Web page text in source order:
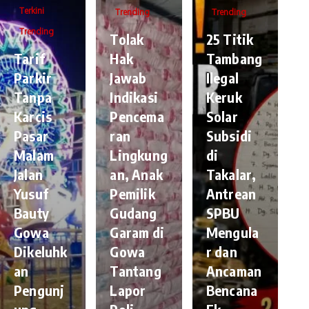
Terkini
Trending
Tarif
Parkir
Tanpa
Karcis
Pasar
Malam
Jalan
Yusuf
Bauty
Gowa
Dikeluhk
an
Pengunj
Trending
Tolak
Hak
Jawab
Indikasi
Pencema
ran
Lingkung
an, Anak
Pemilik
Gudang
Garam di
Gowa
Tantang
Lapor
Trending
25 Titik
Tambang
Ilegal
Keruk
Solar
Subsidi
di
Takalar,
Antrean
SPBU
Mengula
r dan
Ancaman
Bencana